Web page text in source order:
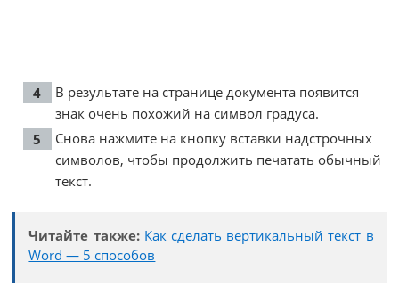
В результате на странице документа появится
знак очень похожий на символ градуса.
Снова нажмите на кнопку вставки надстрочных
символов, чтобы продолжить печатать обычный
текст.
Читайте также: Как сделать вертикальный текст в
Word — 5 способов